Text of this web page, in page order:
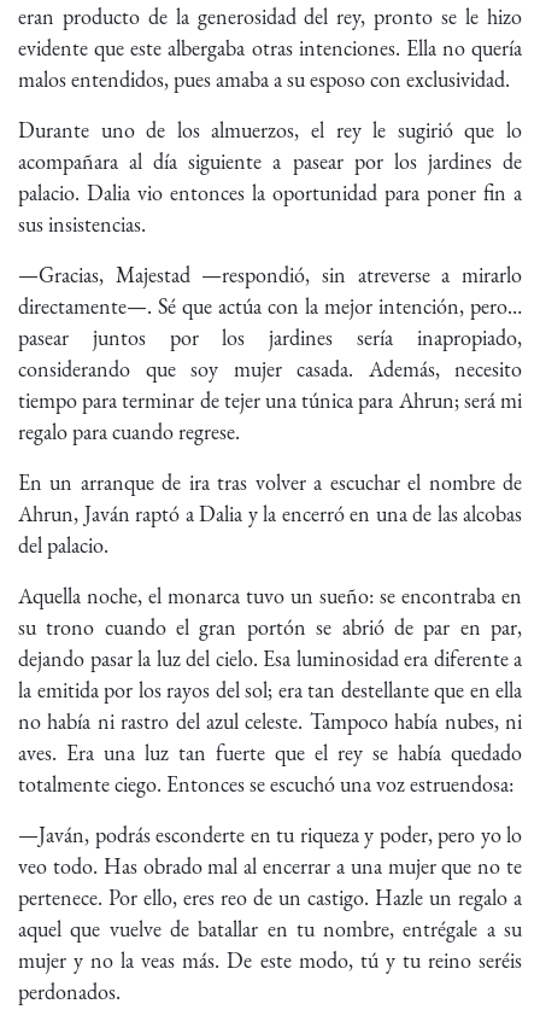
eran producto de la generosidad del rey, pronto se le hizo
evidente que este albergaba otras intenciones. Ella no quería
malos entendidos, pues amaba a su esposo con exclusividad.
Durante uno de los almuerzos, el rey le sugirió que lo
acompañara al día siguiente a pasear por los jardines de
palacio. Dalia vio entonces la oportunidad para poner fin a
sus insistencias.
—Gracias, Majestad —respondió, sin atreverse a mirarlo
directamente—. Sé que actúa con la mejor intención, pero…
pasear juntos por los jardines sería inapropiado,
considerando que soy mujer casada. Además, necesito
tiempo para terminar de tejer una túnica para Ahrun; será mi
regalo para cuando regrese.
En un arranque de ira tras volver a escuchar el nombre de
Ahrun, Javán raptó a Dalia y la encerró en una de las alcobas
del palacio.
Aquella noche, el monarca tuvo un sueño: se encontraba en
su trono cuando el gran portón se abrió de par en par,
dejando pasar la luz del cielo. Esa luminosidad era diferente a
la emitida por los rayos del sol; era tan destellante que en ella
no había ni rastro del azul celeste. Tampoco había nubes, ni
aves. Era una luz tan fuerte que el rey se había quedado
totalmente ciego. Entonces se escuchó una voz estruendosa:
—Javán, podrás esconderte en tu riqueza y poder, pero yo lo
veo todo. Has obrado mal al encerrar a una mujer que no te
pertenece. Por ello, eres reo de un castigo. Hazle un regalo a
aquel que vuelve de batallar en tu nombre, entrégale a su
mujer y no la veas más. De este modo, tú y tu reino seréis
perdonados.